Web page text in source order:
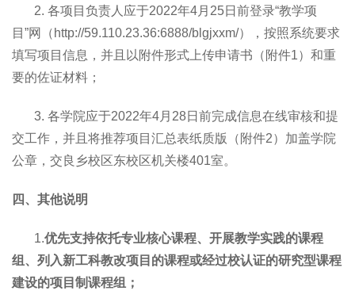
2. 各项目负责人应于2022年4月25日前登录“教学项
目”网（http://59.110.23.36:6888/blgjxxm/），按照系统要求
填写项目信息，并且以附件形式上传申请书（附件1）和重
要的佐证材料；
3. 各学院应于2022年4月28日前完成信息在线审核和提
交工作，并且将推荐项目汇总表纸质版（附件2）加盖学院
公章，交良乡校区东校区机关楼401室。
四、其他说明
1.优先支持依托专业核心课程、开展教学实践的课程
组、列入新工科教改项目的课程或经过校认证的研究型课程
建设的项目制课程组；